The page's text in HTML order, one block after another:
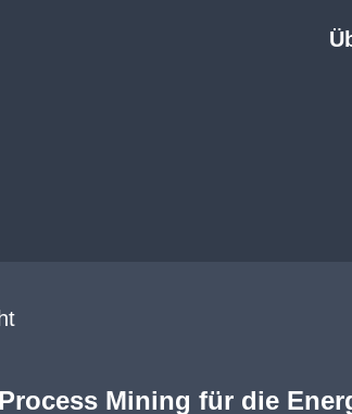
Mining für die